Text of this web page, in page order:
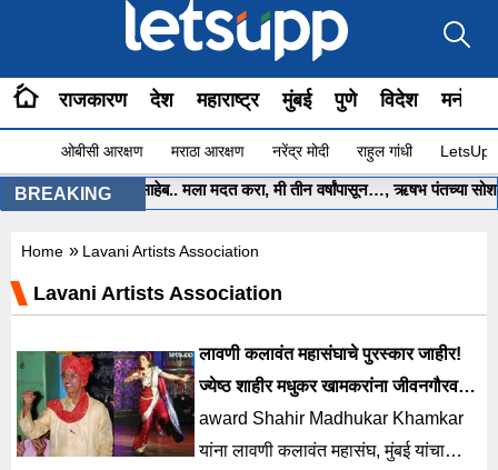
राजकारण देश महाराष्ट्र मुंबई पुणे विदेश
ओबीसी आरक्षण मराठा आरक्षण नरेंद्र मोदी राहुल गांधी
BREAKING
• मुख्यमंत्री साहेब.. मला मदत करा, मी तीन वर्षांपासून…, ऋषभ पंतच्या सोशल
Home » Lavani Artists Association
Lavani Artists Association
लावणी कलावंत महासंघाचे पुरस्कार जाहीर!
ज्येष्ठ शाहीर मधुकर खामकरांना जीवनगौरव
तर..
award Shahir Madhukar Khamkar
यांना लावणी कलावंत महासंघ, मुंबई यांचा